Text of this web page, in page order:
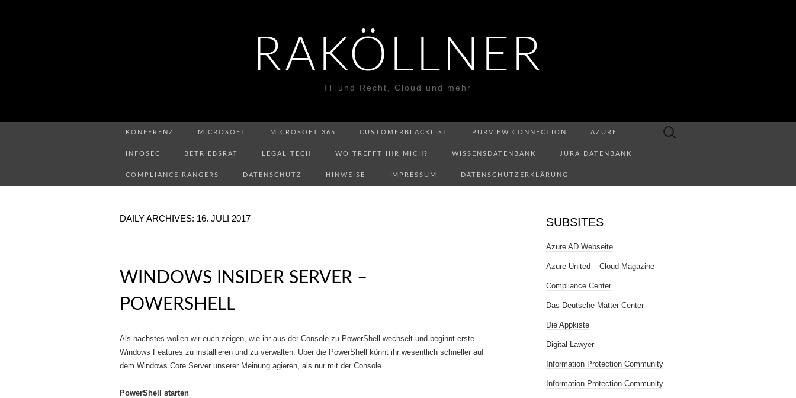
RAKÖLLNER
IT und Recht, Cloud und mehr
KONFERENZ MICROSOFT MICROSOFT 365 CUSTOMERBLACKLIST PURVIEW CONNECTION AZURE
INFOSEC BETRIEBSRAT LEGAL TECH WO TREFFT IHR MICH? WISSENSDATENBANK JURA DATENBANK
COMPLIANCE RANGERS DATENSCHUTZ HINWEISE IMPRESSUM DATENSCHUTZERKLÄRUNG
Suchen
DAILY ARCHIVES: 16. JULI 2017
WINDOWS INSIDER SERVER –
POWERSHELL
Als nächstes wollen wir euch zeigen, wie ihr aus der Console zu PowerShell wechselt und beginnt erste
Windows Features zu installieren und zu verwalten. Über die PowerShell könnt ihr wesentlich schneller auf
dem Windows Core Server unserer Meinung agieren, als nur mit der Console.
PowerShell starten
SUBSITES
Azure AD Webseite
Azure United – Cloud Magazine
Compliance Center
Das Deutsche Matter Center
Die Appkiste
Digital Lawyer
Information Protection Community
Information Protection Community